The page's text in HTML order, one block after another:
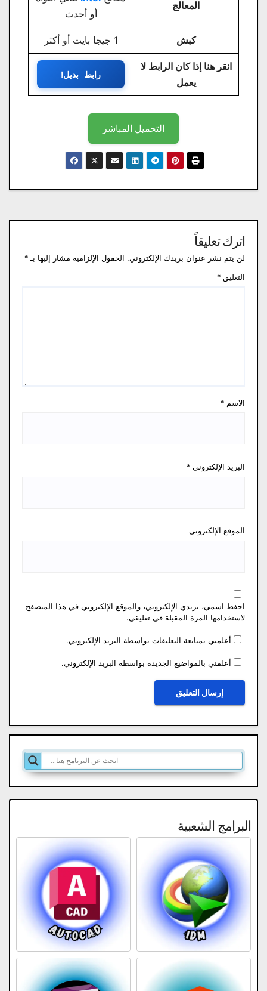
المعالج
أو أحدث
كبش 1 جيجا بايت أو أكثر
انقر هنا إذا كان الرابط لا
يعمل
رابط بديل!
التحميل المباشر
اترك تعليقاً
لن يتم نشر عنوان بريدك الإلكتروني. الحقول الإلزامية مشار إليها بـ *
التعليق *
الاسم *
البريد الإلكتروني *
الموقع الإلكتروني
احفظ اسمي، بريدي الإلكتروني، والموقع الإلكتروني في هذا المتصفح
لاستخدامها المرة المقبلة في تعليقي.
أعلمني بمتابعة التعليقات بواسطة البريد الإلكتروني.
أعلمني بالمواضيع الجديدة بواسطة البريد الإلكتروني.
البرامج الشعبية